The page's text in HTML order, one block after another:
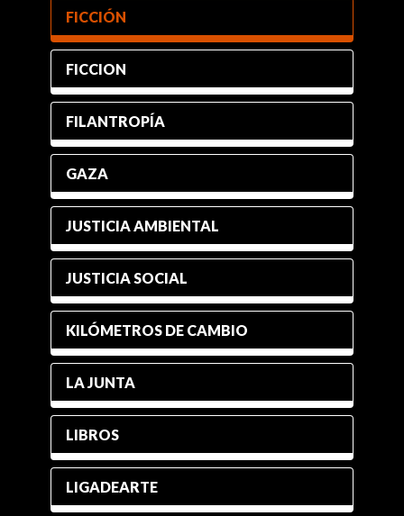
FICCIÓN
FICCION
FILANTROPÍA
GAZA
JUSTICIA AMBIENTAL
JUSTICIA SOCIAL
KILÓMETROS DE CAMBIO
LA JUNTA
LIBROS
LIGADEARTE